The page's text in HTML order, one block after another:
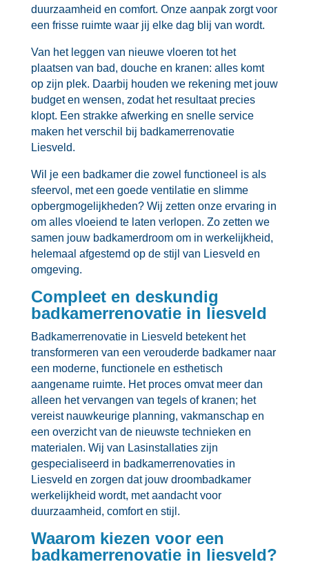
duurzaamheid en comfort.​ Onze aanpak zorgt voor
een frisse ruimte waar jij elke dag blij van wordt.​
Van het leggen van nieuwe vloeren tot het
plaatsen van bad, douche en kranen: alles komt
op zijn plek.​ Daarbij houden we rekening met jouw
budget en wensen, zodat het resultaat precies
klopt.​ Een strakke afwerking en snelle service
maken het verschil bij badkamerrenovatie
Liesveld.​
Wil je een badkamer die zowel functioneel is als
sfeervol, met een goede ventilatie en slimme
opbergmogelijkheden? Wij zetten onze ervaring in
om alles vloeiend te laten verlopen.​ Zo zetten we
samen jouw badkamerdroom om in werkelijkheid,
helemaal afgestemd op de stijl van Liesveld en
omgeving.​
Compleet en deskundig
badkamerrenovatie in liesveld
Badkamerrenovatie in Liesveld betekent het
transformeren van een verouderde badkamer naar
een moderne, functionele en esthetisch
aangename ruimte.​ Het proces omvat meer dan
alleen het vervangen van tegels of kranen; het
vereist nauwkeurige planning, vakmanschap en
een overzicht van de nieuwste technieken en
materialen.​ Wij van Lasinstallaties zijn
gespecialiseerd in badkamerrenovaties in
Liesveld en zorgen dat jouw droombadkamer
werkelijkheid wordt, met aandacht voor
duurzaamheid, comfort en stijl.​
Waarom kiezen voor een
badkamerrenovatie in liesveld?